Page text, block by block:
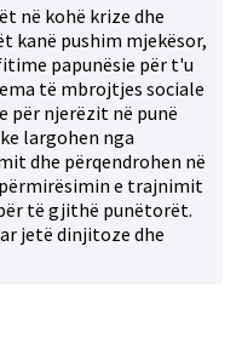
në kohë krize dhe
kanë pushim mjekësor,
papunësie për t'u
të mbrojtjes sociale
për njerëzit në punë
largohen nga
dhe përqendrohen në
e trajnimit
të gjithë punëtorët.
jetë dinjitoze dhe